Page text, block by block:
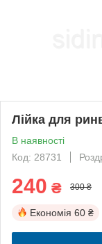
Лійка для
В наявності
Код: 28731
240 ₴ 300 ₴
Економія 60 ₴